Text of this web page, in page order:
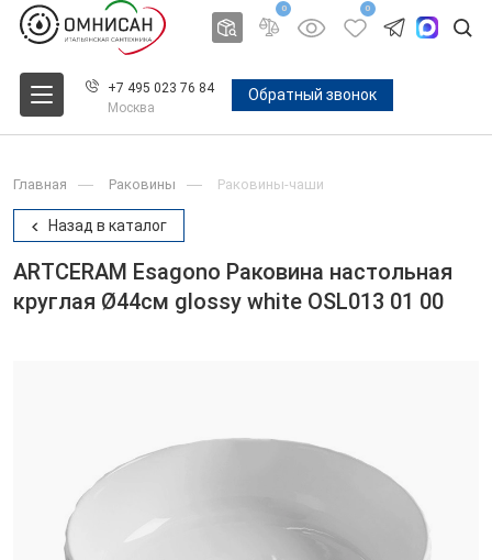
0 0
+7 495 023 76 84
Москва
Обратный звонок
Главная Раковины Раковины-чаши
Назад в каталог
ARTCERAM Esagono Раковина настольная
круглая Ø44см glossy white OSL013 01 00